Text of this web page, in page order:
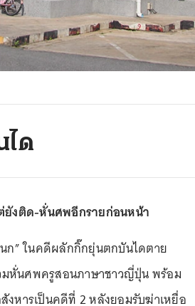
ด
งติด-หั่นศพอีกรายก่อนหน้า
ก” ในคดีผลักกิ๊กยุ่นตกบันไดตาย
หั่นศพครูสอนภาษาชาวญี่ปุ่น พร้อม
หารเป็นคดีที่ 2 หลังยอมรับฆ่าเหยื่อ